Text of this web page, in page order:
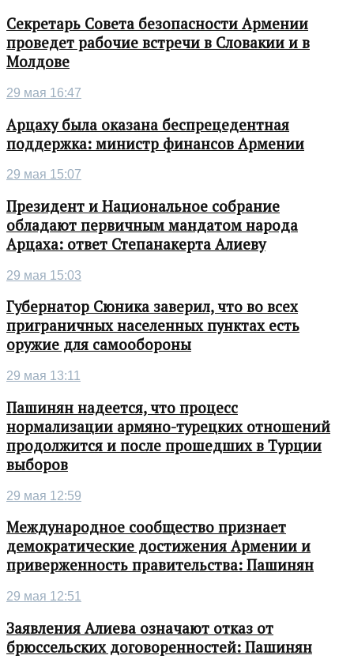
Секретарь Совета безопасности Армении
проведет рабочие встречи в Словакии и в
Молдове
29 мая 16:47
Арцаху была оказана беспрецедентная
поддержка: министр финансов Армении
29 мая 15:07
Президент и Национальное собрание
обладают первичным мандатом народа
Арцаха: ответ Степанакерта Алиеву
29 мая 15:03
Губернатор Сюника заверил, что во всех
приграничных населенных пунктах есть
оружие для самообороны
29 мая 13:11
Пашинян надеется, что процесс
нормализации армяно-турецких отношений
продолжится и после прошедших в Турции
выборов
29 мая 12:59
Международное сообщество признает
демократические достижения Армении и
приверженность правительства: Пашинян
29 мая 12:51
Заявления Алиева означают отказ от
брюссельских договоренностей: Пашинян